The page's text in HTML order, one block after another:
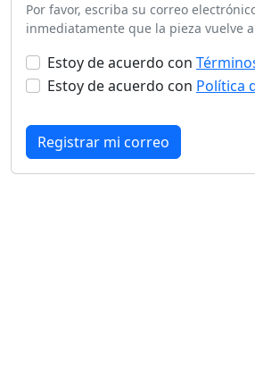
Por favor, escriba su correo
inmediatamente que la pieza vuelve
Estoy de acuerdo con
Estoy de acuerdo con Política
Registrar mi correo